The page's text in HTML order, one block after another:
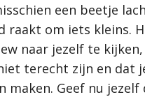
een beetje
raakt om iets kleins.
naar jezelf te
terecht zijn en dat
maken. Geef nu